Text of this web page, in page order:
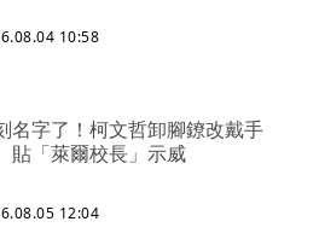
10:58
名字了！柯文哲卸腳鐐改戴手
「萊爾校長」示威
12:04